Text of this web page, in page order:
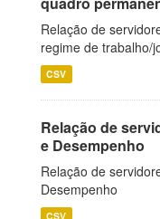
Relação de
regime de trabalho/
CSV
Relação de
e Desempenho
Relação de
Desempenho
CSV